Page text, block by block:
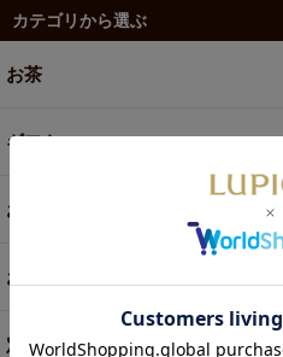
カテゴリから選ぶ
お茶
ギフト
お菓子・食品・飲料
お買い得商品
定期便